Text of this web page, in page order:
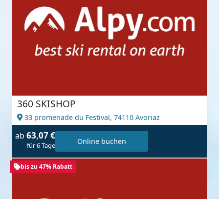
360 SKISHOP
33 promenade du Festival, 74110 Avoriaz
ab 63,07 €
für 6 Tage Online buchen
bis zu 47% Rabatt